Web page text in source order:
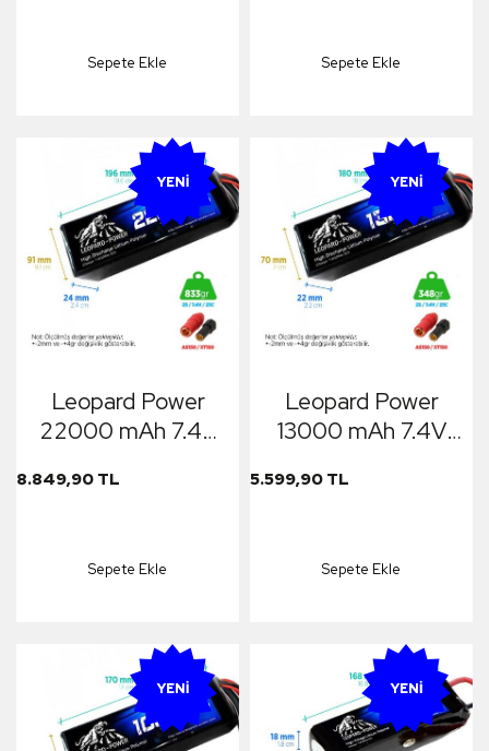
Sepete Ekle Sepete Ekle
YENI
Leopard Power
22000 mAh 7.4V
UAV/Multirotor/Drone
Batarya Pil
8.849,90 TL
Sepete Ekle
YENI
Leopard Power
13000 mAh 7.4V
UAV/Multirotor/Drone
Batarya Pil
5.599,90 TL
Sepete Ekle
YENI YENI